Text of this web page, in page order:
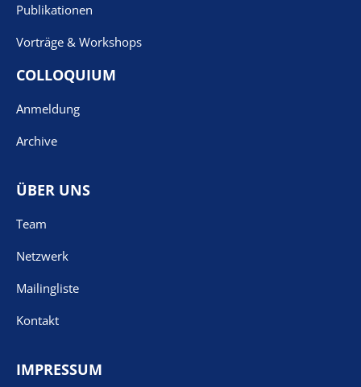
Publikationen
Vorträge & Workshops
COLLOQUIUM
Anmeldung
Archive
ÜBER UNS
Team
Netzwerk
Mailingliste
Kontakt
IMPRESSUM